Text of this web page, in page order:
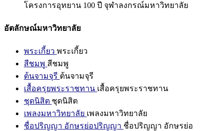
โครงการอุทยาน 100 ปี จุฬาลงกรณ์มหาวิทยาลัย
อัตลักษณ์มหาวิทยาลัย
พระเกี้ยว พระเกี้ยว
สีชมพู สีชมพู
ต้นจามจุรี ต้นจามจุรี
เสื้อครุยพระราชทาน เสื้อครุยพระราชทาน
ชุดนิสิต ชุดนิสิต
เพลงมหาวิทยาลัย เพลงมหาวิทยาลัย
ชื่อปริญญา อักษรย่อปริญญา ชื่อปริญญา อักษรย่อ